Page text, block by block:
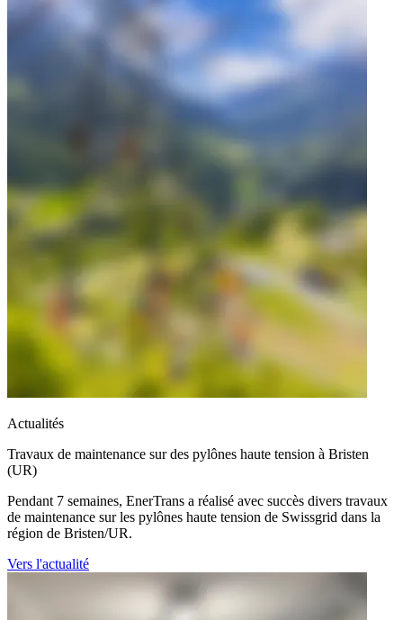
Actualités
Travaux de maintenance sur des pylônes haute tension à Bristen
(UR)
Pendant 7 semaines, EnerTrans a réalisé avec succès divers travaux
de maintenance sur les pylônes haute tension de Swissgrid dans la
région de Bristen/UR.
Vers l'actualité